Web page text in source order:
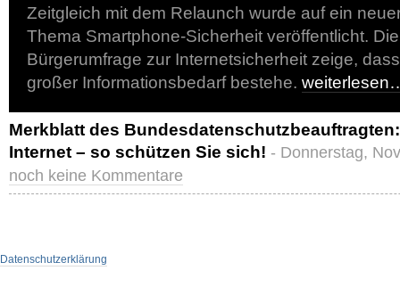
Zeitgleich mit dem Relaunch wurde auf ein
Thema Smartphone-Sicherheit veröffentlicht.
Bürgerumfrage zur Internetsicherheit zeige,
großer Informationsbedarf bestehe.
Merkblatt des
Internet – so schützen Sie sich! - Donnerstag,
noch keine Kommentare
Datenschutzerklärung